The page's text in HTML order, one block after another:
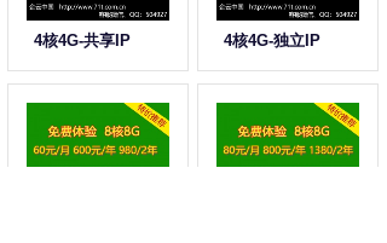
4核4G-共享IP 4核4G-独立IP